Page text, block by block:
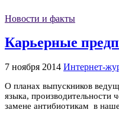
Новости и факты
Карьерные
7 ноября 2014 Интернет-
О планах выпускников
языка, производительности
замене антибиотикам в